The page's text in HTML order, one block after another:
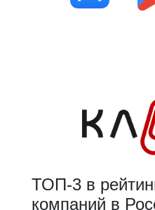
ТОП-3 в
компаний в